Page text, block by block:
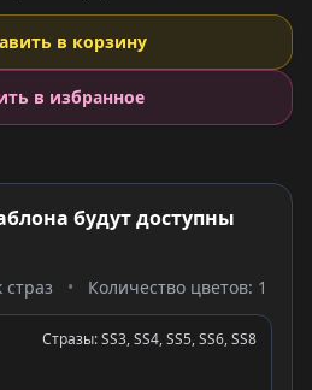
в корзину
в избранное
будут доступны
страз • Количество цветов: 1
Стразы: SS3, SS4, SS5, SS6, SS8